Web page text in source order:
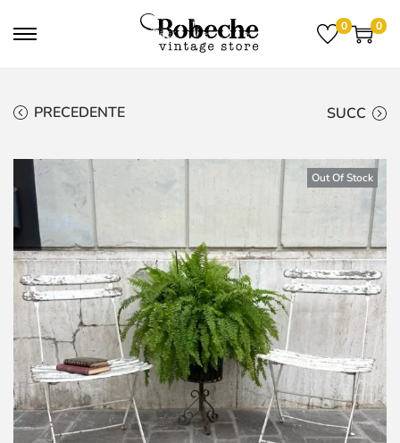
0 0
PRECEDENTE SUCC
Out Of Stock